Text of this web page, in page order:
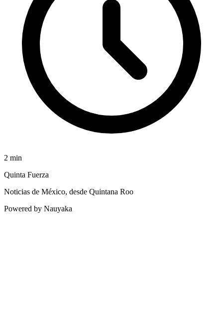
2 min
Quinta Fuerza
Noticias de México, desde Quintana Roo
Powered by Nauyaka